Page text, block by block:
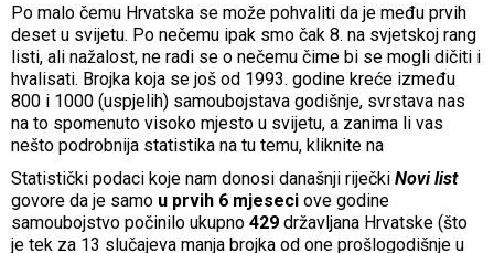
Po malo čemu Hrvatska se može pohvaliti da je među prvih
deset u svijetu. Po nečemu ipak smo čak 8. na svjetskoj rang
listi, ali nažalost, ne radi se o nečemu čime bi se mogli dičiti i
hvalisati. Brojka koja se još od 1993. godine kreće između
800 i 1000 (uspjelih) samoubojstava godišnje, svrstava nas
na to spomenuto visoko mjesto u svijetu, a zanima li vas
nešto podrobnija statistika na tu temu, kliknite na
Statistički podaci koje nam donosi današnji riječki Novi list
govore da je samo u prvih 6 mjeseci ove godine
samoubojstvo počinilo ukupno 429 državljana Hrvatske (što
je tek za 13 slučajeva manja brojka od one prošlogodišnje u